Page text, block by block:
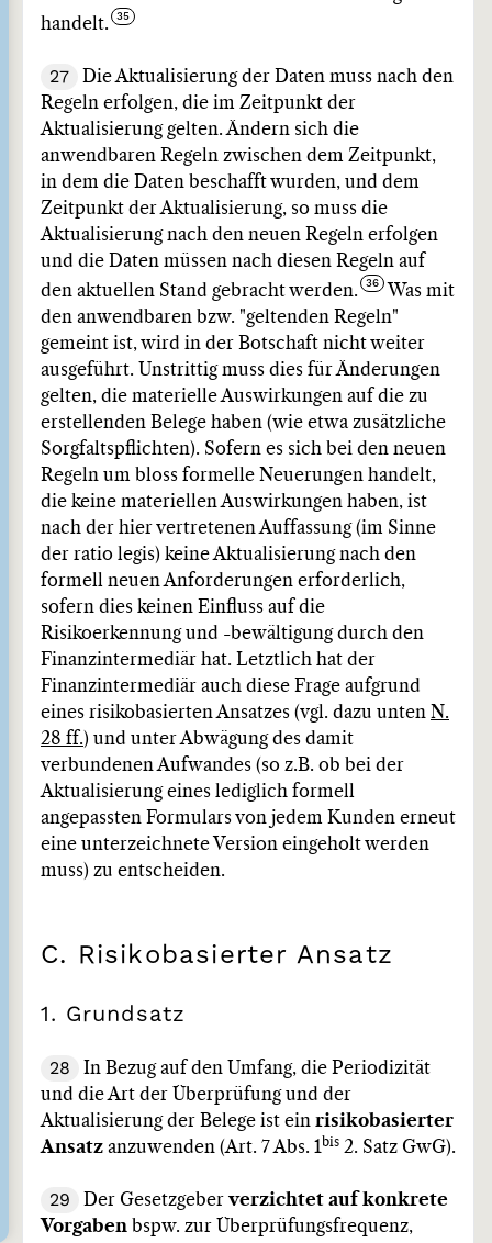
handelt.
27
Die Aktualisierung der Daten muss nach den
Regeln erfolgen, die im Zeitpunkt der
Aktualisierung gelten. Ändern sich die
anwendbaren Regeln zwischen dem Zeitpunkt,
in dem die Daten beschafft wurden, und dem
Zeitpunkt der Aktualisierung, so muss die
Aktualisierung nach den neuen Regeln erfolgen
und die Daten müssen nach diesen Regeln auf
den aktuellen Stand gebracht werden.
Was mit
den anwendbaren bzw. "geltenden Regeln"
gemeint ist, wird in der Botschaft nicht weiter
ausgeführt. Unstrittig muss dies für Änderungen
gelten, die materielle Auswirkungen auf die zu
erstellenden Belege haben (wie etwa zusätzliche
Sorgfaltspflichten). Sofern es sich bei den neuen
Regeln um bloss formelle Neuerungen handelt,
die keine materiellen Auswirkungen haben, ist
nach der hier vertretenen Auffassung (im Sinne
der ratio legis) keine Aktualisierung nach den
formell neuen Anforderungen erforderlich,
sofern dies keinen Einfluss auf die
Risikoerkennung und -bewältigung durch den
Finanzintermediär hat. Letztlich hat der
Finanzintermediär auch diese Frage aufgrund
eines risikobasierten Ansatzes (vgl. dazu unten N.
28 ff.) und unter Abwägung des damit
verbundenen Aufwandes (so z.B. ob bei der
Aktualisierung eines lediglich formell
angepassten Formulars von jedem Kunden erneut
eine unterzeichnete Version eingeholt werden
muss) zu entscheiden.
C. Risikobasierter Ansatz
1. Grundsatz
28
In Bezug auf den Umfang, die Periodizität
und die Art der Überprüfung und der
Aktualisierung der Belege ist ein risikobasierter
Ansatz anzuwenden (Art. 7 Abs. 1 bis 2. Satz GwG).
29 Der Gesetzgeber verzichtet auf konkrete
Vorgaben bspw. zur Überprüfungsfrequenz,